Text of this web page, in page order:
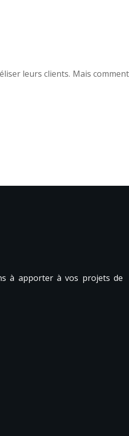
leurs clients. Mais comment
à apporter à vos projets de